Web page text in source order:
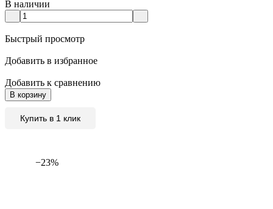
В наличии
Быстрый просмотр
Добавить в избранное
Добавить к сравнению
В корзину
Купить в 1 клик
−23%